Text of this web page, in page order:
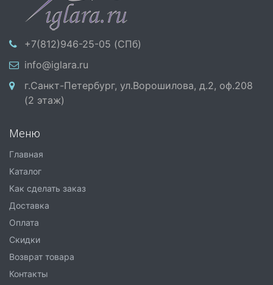
+7(812)946-25-05 (СПб)
info@iglara.ru
г.Санкт-Петербург, ул.Ворошилова, д.2, оф.208
(2 этаж)
Меню
Главная
Каталог
Как сделать заказ
Доставка
Оплата
Скидки
Возврат товара
Контакты